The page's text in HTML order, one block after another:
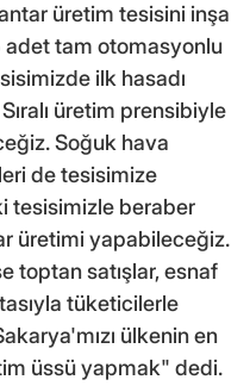
üretim tesisini inşa
adet tam otomasyonlu
ilk hasadı
üretim prensibiyle
Soğuk hava
de tesisimize
tesisimizle beraber
üretimi yapabileceğiz.
toptan satışlar, esnaf
tüketicilerle
ülkenin en
üssü yapmak" dedi.